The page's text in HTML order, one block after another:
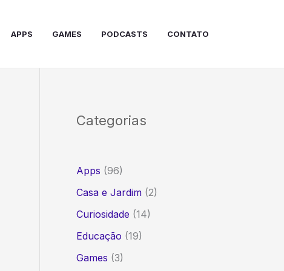
APPS GAMES PODCASTS CONTATO
Categorias
Apps (96)
Casa e Jardim(2)
Curiosidade (14)
Educação (19)
Games (3)